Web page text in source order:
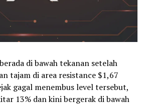
di bawah tekanan setelah
tajam di area resistance $1,67
gagal menembus level tersebut,
13% dan kini bergerak di bawah